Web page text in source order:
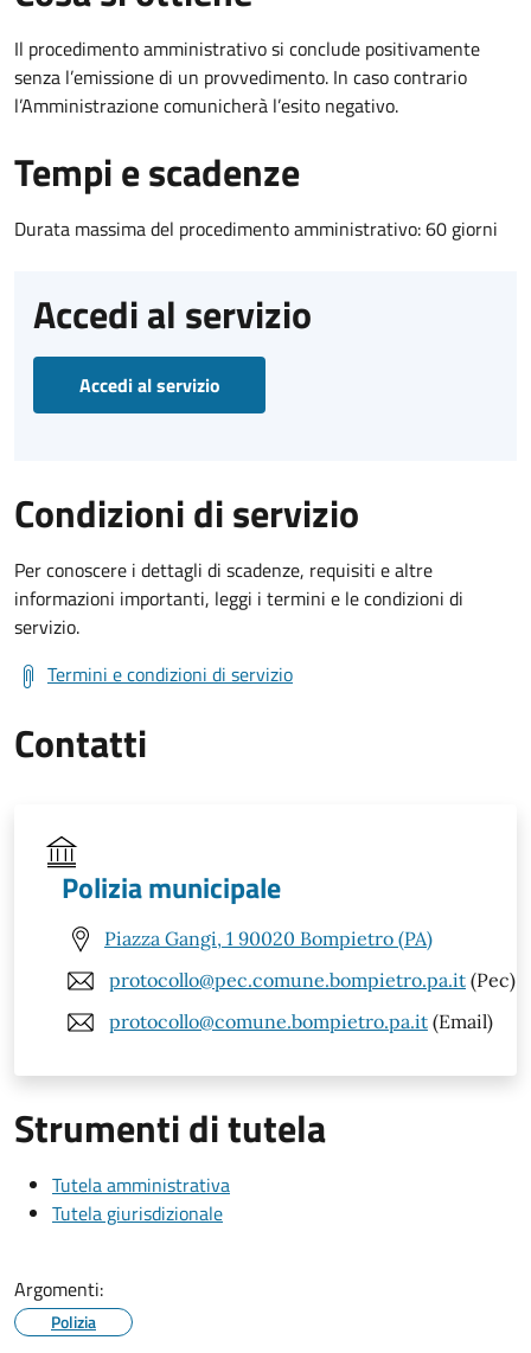
Il procedimento amministrativo si conclude positivamente
senza l’emissione di un provvedimento. In caso contrario
l’Amministrazione comunicherà l’esito negativo.
Tempi e scadenze
Durata massima del procedimento amministrativo: 60 giorni
Accedi al servizio
Accedi al servizio
Condizioni di servizio
Per conoscere i dettagli di scadenze, requisiti e altre
informazioni importanti, leggi i termini e le condizioni di
servizio.
Termini e condizioni di servizio
Contatti
Polizia municipale
Piazza Gangi, 1 90020 Bompietro (PA)
protocollo@pec.comune.bompietro.pa.it (Pec)
protocollo@comune.bompietro.pa.it (Email)
Strumenti di tutela
Tutela amministrativa
Tutela giurisdizionale
Argomenti:
Polizia